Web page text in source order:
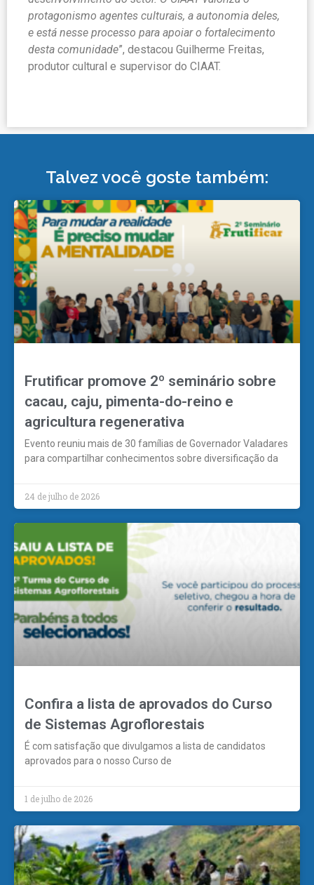
protagonismo agentes culturais, a autonomia deles,
e está nesse processo para apoiar o fortalecimento
desta comunidade”, destacou Guilherme Freitas,
produtor cultural e supervisor do CIAAT.
Talvez você goste também:
Frutificar promove 2º seminário sobre
cacau, caju, pimenta-do-reino e
agricultura regenerativa
Evento reuniu mais de 30 famílias de Governador Valadares
para compartilhar conhecimentos sobre diversificação da
24 de julho de 2026
Confira a lista de aprovados do Curso
de Sistemas Agroflorestais
É com satisfação que divulgamos a lista de candidatos
aprovados para o nosso Curso de
1 de julho de 2026